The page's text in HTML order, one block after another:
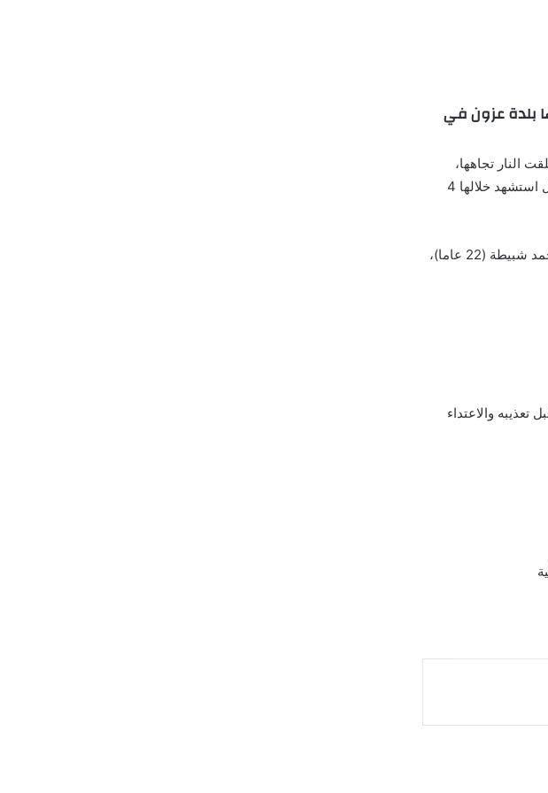
بلدة عزون في
النار تجاهها،
موضحة أن اشتباكات مسلحة اندلعت في أرجاء متفرقة من البلدة، في حين نفذت قوات العدو جريمة اغتيال استشهد خلالها 4
وأكدت المصادر استشهاد الشبان وليد اسماعيل رضوان (18 عاما)، وقصي جمال عدوان (21 عاما)، وإياد احمد شبيطة (22 عاما)،
والاعتداء